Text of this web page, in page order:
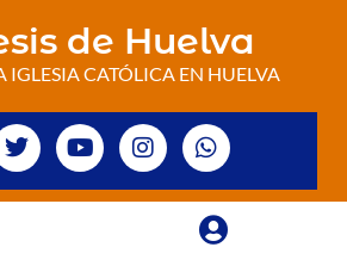
de Huelva
IGLESIA CATÓLICA EN HUELVA